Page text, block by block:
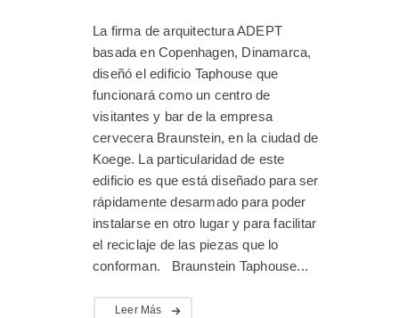
La firma de arquitectura ADEPT
basada en Copenhagen, Dinamarca,
diseñó el edificio Taphouse que
funcionará como un centro de
visitantes y bar de la empresa
cervecera Braunstein, en la ciudad de
Koege. La particularidad de este
edificio es que está diseñado para ser
rápidamente desarmado para poder
instalarse en otro lugar y para facilitar
el reciclaje de las piezas que lo
conforman. Braunstein Taphouse...
Leer Más